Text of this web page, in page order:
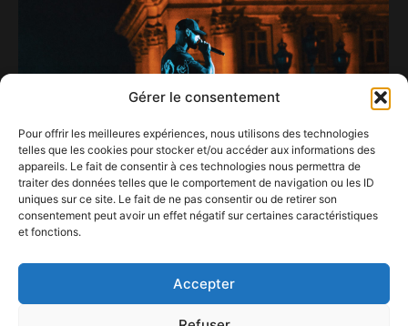
Gérer le consentement
Pour offrir les meilleures expériences, nous utilisons des technologies
telles que les cookies pour stocker et/ou accéder aux informations des
appareils. Le fait de consentir à ces technologies nous permettra de
traiter des données telles que le comportement de navigation ou les ID
uniques sur ce site. Le fait de ne pas consentir ou de retirer son
consentement peut avoir un effet négatif sur certaines caractéristiques
et fonctions.
Accepter
19 août 2019